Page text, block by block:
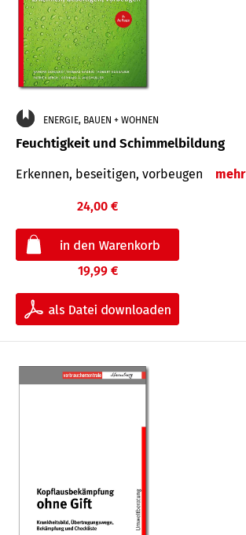
ENERGIE, BAUEN + WOHNEN
Feuchtigkeit und Schimmelbildung
Erkennen, beseitigen, vorbeugen mehr
24,00 €
19,99 €